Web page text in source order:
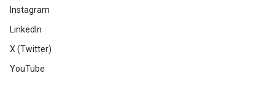
Instagram
LinkedIn
X (Twitter)
YouTube